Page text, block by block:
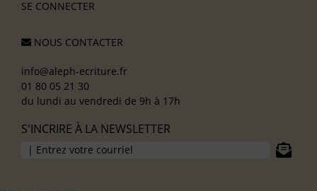
SE CONNECTER
NOUS CONTACTER
info@aleph-ecriture.fr
01 80 05 21 30
du lundi au vendredi de 9h à 17h
S'INCRIRE À LA NEWSLETTER